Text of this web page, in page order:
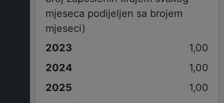
mjeseca podijeljen sa brojem
mjeseci)
1,00
1,00
1,00